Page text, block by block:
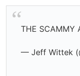
THE SCAMMY
— Jeff Wittek